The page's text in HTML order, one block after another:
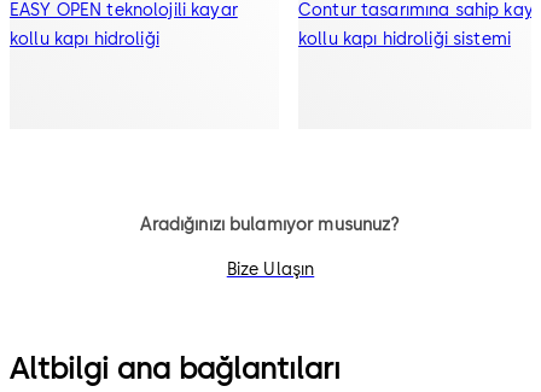
EASY OPEN teknolojili kayar
kollu kapı hidroliği
Contur tasarımına sahip
kollu kapı hidroliği sistemi
Aradığınızı bulamıyor musunuz?
Bize Ulaşın
Altbilgi ana bağlantıları